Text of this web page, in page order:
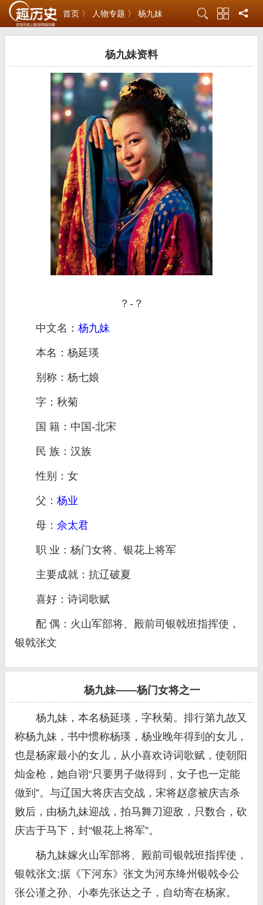
首页 〉 人物专题 〉 杨九妹
杨九妹资料
？-？
中文名： 杨九妹
本名：杨延瑛
别称：杨七娘
字：秋菊
国 籍：中国-北宋
民 族：汉族
性别：女
父： 杨业
母： 佘太君
职 业：杨门女将、银花上将军
主要成就：抗辽破夏
喜好：诗词歌赋
配 偶：火山军部将、殿前司银戟班指挥使，
银戟张文
杨九妹——杨门女将之一
杨九妹，本名杨延瑛，字秋菊。排行第九故又
称杨九妹，书中惯称杨瑛，杨业晚年得到的女儿，
也是杨家最小的女儿，从小喜欢诗词歌赋，使朝阳
灿金枪，她自诩“只要男子做得到，女子也一定能
做到”。与辽国大将庆吉交战，宋将赵彦被庆吉杀
败后，由杨九妹迎战，拍马舞刀迎敌，只数合，砍
庆吉于马下，封“银花上将军”。
杨九妹嫁火山军部将、殿前司银戟班指挥使，
银戟张文;据《下河东》张文为河东绛州银戟令公
张公谨之孙、小奉先张达之子，自幼寄在杨家。